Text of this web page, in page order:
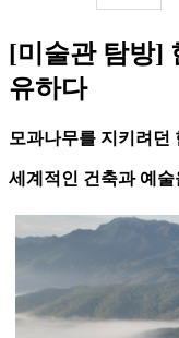
[미술관 탐방]
유하다
모과나무를 지키려던
세계적인 건축과 예